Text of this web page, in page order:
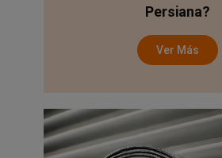
Persiana?
Ver Más